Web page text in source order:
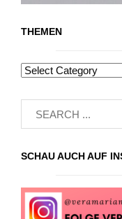
THEMEN
SCHAU AUCH AUF